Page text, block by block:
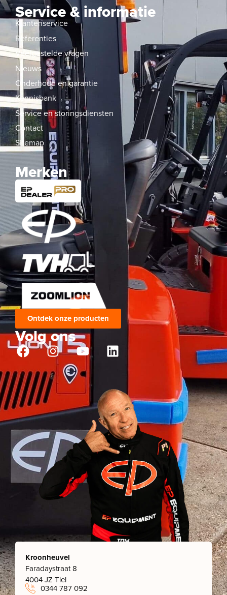
Service & informatie
Klantenservice
Referenties
Veelgestelde vragen
Nieuws
Onderhoud en garantie
Kennisbank
Service en storingsdiensten
Contact
Sitemap
Merken
Ontdek onze producten
Volg ons
Kroonheuvel
Faradaystraat 8
4004 JZ Tiel
0344 787 092